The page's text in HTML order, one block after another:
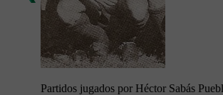
Partidos jugados por Héctor Sabás